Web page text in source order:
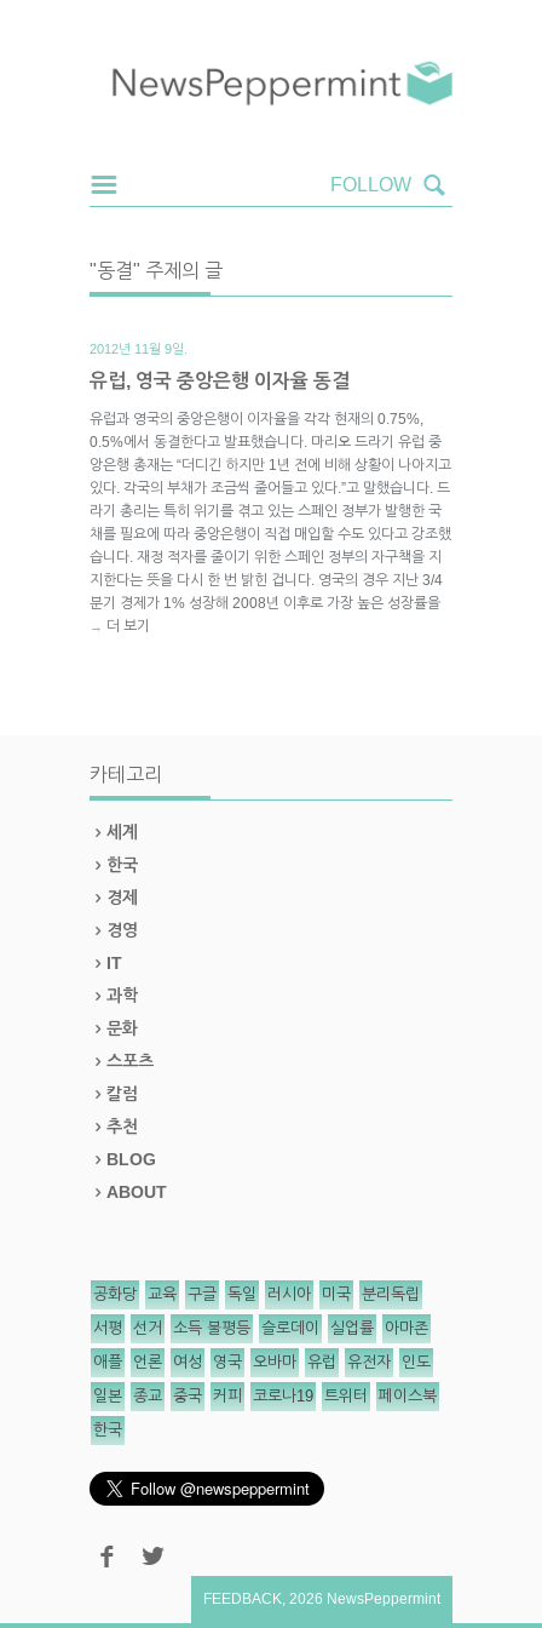
"동결" 주제의 글
2012년 11월 9일.
유럽, 영국 중앙은행 이자율 동결
유럽과 영국의 중앙은행이 이자율을 각각 현재의 0.75%,
0.5%에서 동결한다고 발표했습니다. 마리오 드라기 유럽 중
앙은행 총재는 “더디긴 하지만 1년 전에 비해 상황이 나아지고
있다. 각국의 부채가 조금씩 줄어들고 있다.”고 말했습니다. 드
라기 총리는 특히 위기를 겪고 있는 스페인 정부가 발행한 국
채를 필요에 따라 중앙은행이 직접 매입할 수도 있다고 강조했
습니다. 재정 적자를 줄이기 위한 스페인 정부의 자구책을 지
지한다는 뜻을 다시 한 번 밝힌 겁니다. 영국의 경우 지난 3/4
분기 경제가 1% 성장해 2008년 이후로 가장 높은 성장률을
→ 더 보기
카테고리
세계
한국
경제
경영
IT
과학
문화
스포츠
칼럼
추천
BLOG
ABOUT
공화당 교육 구글 독일 러시아 미국 분리독립
서평 선거 소득 불평등 슬로데이 실업률 아마존
애플 언론 여성 영국 오바마 유럽 유전자 인도
일본 종교 중국 커피 코로나19 트위터 페이스북
한국
FEEDBACK 2026 NewsPeppermint